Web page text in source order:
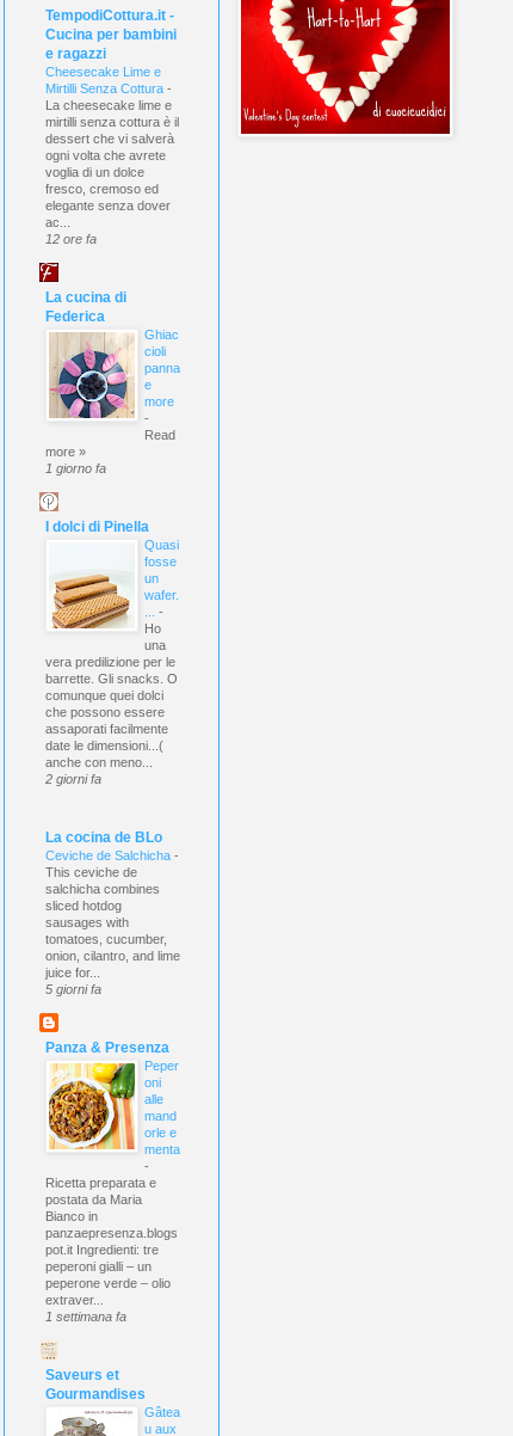
TempodiCottura.it -
Cucina per bambini
e ragazzi
Cheesecake Lime e
Mirtilli Senza Cottura -
La cheesecake lime e
mirtilli senza cottura è il
dessert che vi salverà
ogni volta che avrete
voglia di un dolce
fresco, cremoso ed
elegante senza dover
ac...
12 ore fa
La cucina di
Federica
Ghiac
cioli
panna
e
more
-
Read
more »
1 giorno fa
I dolci di Pinella
Quasi
fosse
un
wafer.
-
Ho
una
vera predilizione per le
barrette. Gli snacks. O
comunque quei dolci
che possono essere
assaporati facilmente
date le dimensioni...(
anche con meno...
2 giorni fa
La cocina de BLo
Ceviche de Salchicha -
This ceviche de
salchicha combines
sliced hotdog
sausages with
tomatoes, cucumber,
onion, cilantro, and lime
juice for...
5 giorni fa
Panza & Presenza
Peper
oni
alle
mand
orle e
menta
-
Ricetta preparata e
postata da Maria
Bianco in
panzaepresenza.blogs
pot.it Ingredienti: tre
peperoni gialli – un
peperone verde – olio
extraver...
1 settimana fa
Saveurs et
Gourmandises
Gâtea
u aux